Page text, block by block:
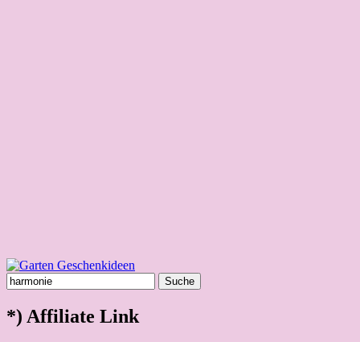
Suche
nach:
*) Affiliate Link